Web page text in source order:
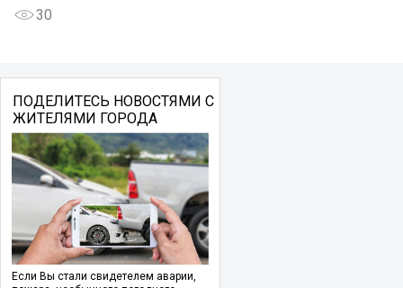
30
ПОДЕЛИТЕСЬ НОВОСТЯМИ С
ЖИТЕЛЯМИ ГОРОДА
Если Вы стали свидетелем аварии,